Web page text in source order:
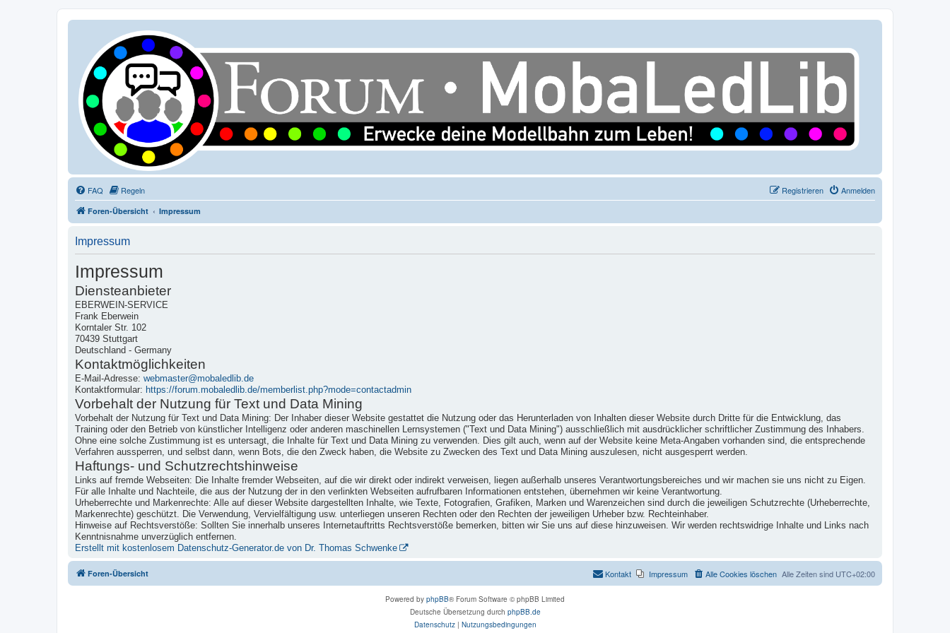
FAQ Regeln Anmelden
Registrieren
Foren-Übersicht Impressum
Impressum
Impressum
Diensteanbieter
EBERWEIN-SERVICE
Frank Eberwein
Korntaler Str. 102
70439 Stuttgart
Deutschland - Germany
Kontaktmöglichkeiten
E-Mail-Adresse: webmaster@mobaledlib.de
Kontaktformular: https://forum.mobaledlib.de/memberlist.php?mode=contactadmin
Vorbehalt der Nutzung für Text und Data Mining
Vorbehalt der Nutzung für Text und Data Mining: Der Inhaber dieser Website gestattet die Nutzung oder das Herunterladen von Inhalten dieser Website durch Dritte für die Entwicklung, das
Training oder den Betrieb von künstlicher Intelligenz oder anderen maschinellen Lernsystemen ("Text und Data Mining") ausschließlich mit ausdrücklicher schriftlicher Zustimmung des Inhabers.
Ohne eine solche Zustimmung ist es untersagt, die Inhalte für Text und Data Mining zu verwenden. Dies gilt auch, wenn auf der Website keine Meta-Angaben vorhanden sind, die entsprechende
Verfahren aussperren, und selbst dann, wenn Bots, die den Zweck haben, die Website zu Zwecken des Text und Data Mining auszulesen, nicht ausgesperrt werden.
Haftungs- und Schutzrechtshinweise
Links auf fremde Webseiten: Die Inhalte fremder Webseiten, auf die wir direkt oder indirekt verweisen, liegen außerhalb unseres Verantwortungsbereiches und wir machen sie uns nicht zu Eigen.
Für alle Inhalte und Nachteile, die aus der Nutzung der in den verlinkten Webseiten aufrufbaren Informationen entstehen, übernehmen wir keine Verantwortung.
Urheberrechte und Markenrechte: Alle auf dieser Website dargestellten Inhalte, wie Texte, Fotografien, Grafiken, Marken und Warenzeichen sind durch die jeweiligen Schutzrechte (Urheberrechte,
Markenrechte) geschützt. Die Verwendung, Vervielfältigung usw. unterliegen unseren Rechten oder den Rechten der jeweiligen Urheber bzw. Rechteinhaber.
Hinweise auf Rechtsverstöße: Sollten Sie innerhalb unseres Internetauftritts Rechtsverstöße bemerken, bitten wir Sie uns auf diese hinzuweisen. Wir werden rechtswidrige Inhalte und Links nach
Kenntnisnahme unverzüglich entfernen.
Erstellt mit kostenlosem Datenschutz-Generator.de von Dr. Thomas Schwenke
Foren-Übersicht Alle Zeiten sind UTC+02:00
Alle Cookies löschen
Impressum
Kontakt
Powered by phpBB® Forum Software © phpBB Limited
Deutsche Übersetzung durch phpBB.de
Datenschutz| Nutzungsbedingungen